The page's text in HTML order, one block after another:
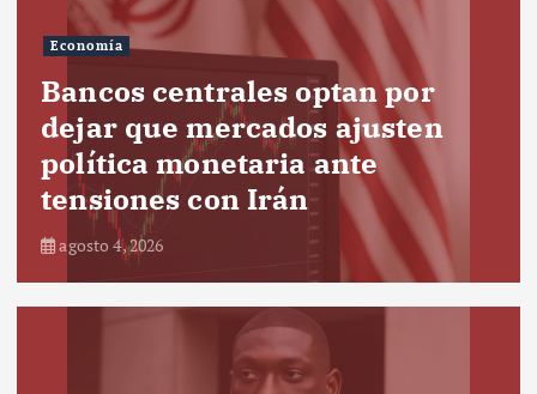
Economía
Bancos centrales optan por
dejar que mercados ajusten
política monetaria ante
tensiones con Irán
agosto 4, 2026